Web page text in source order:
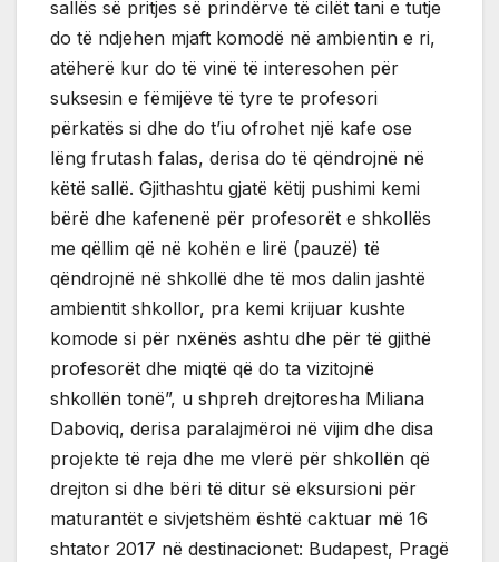
sallës së pritjes së prindërve të cilët tani e tutje
do të ndjehen mjaft komodë në ambientin e ri,
atëherë kur do të vinë të interesohen për
suksesin e fëmijëve të tyre te profesori
përkatës si dhe do t’iu ofrohet një kafe ose
lëng frutash falas, derisa do të qëndrojnë në
këtë sallë. Gjithashtu gjatë këtij pushimi kemi
bërë dhe kafenenë për profesorët e shkollës
me qëllim që në kohën e lirë (pauzë) të
qëndrojnë në shkollë dhe të mos dalin jashtë
ambientit shkollor, pra kemi krijuar kushte
komode si për nxënës ashtu dhe për të gjithë
profesorët dhe miqtë që do ta vizitojnë
shkollën tonë”, u shpreh drejtoresha Miliana
Daboviq, derisa paralajmëroi në vijim dhe disa
projekte të reja dhe me vlerë për shkollën që
drejton si dhe bëri të ditur së eksursioni për
maturantët e sivjetshëm është caktuar më 16
shtator 2017 në destinacionet: Budapest, Pragë